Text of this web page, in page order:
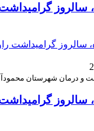
سالروز
و درمان شهرستان
سالروز